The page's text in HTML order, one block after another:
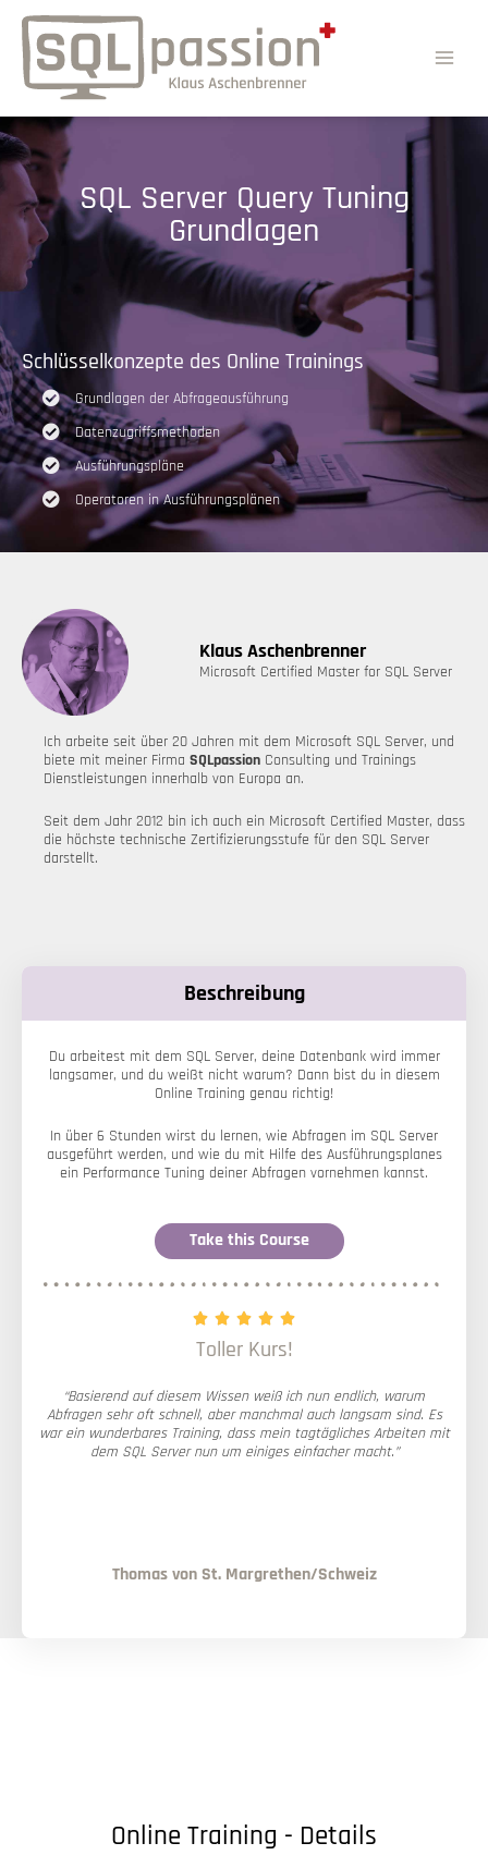
SQL Server Query Tuning
Grundlagen
Schlüsselkonzepte des Online Trainings
Grundlagen der Abfrageausführung
Datenzugriffsmethoden
Ausführungspläne
Operatoren in Ausführungsplänen
Klaus Aschenbrenner
Microsoft Certified Master for SQL Server
Ich arbeite seit über 20 Jahren mit dem Microsoft SQL Server, und
biete mit meiner Firma SQLpassion Consulting und Trainings
Dienstleistungen innerhalb von Europa an.
Seit dem Jahr 2012 bin ich auch ein Microsoft Certified Master, dass
die höchste technische Zertifizierungsstufe für den SQL Server
darstellt.
Beschreibung
Du arbeitest mit dem SQL Server, deine Datenbank wird immer
langsamer, und du weißt nicht warum? Dann bist du in diesem
Online Training genau richtig!
In über 6 Stunden wirst du lernen, wie Abfragen im SQL Server
ausgeführt werden, und wie du mit Hilfe des Ausführungsplanes
ein Performance Tuning deiner Abfragen vornehmen kannst.
Take this Course
    
Toller Kurs!
“Basierend auf diesem Wissen weiß ich nun endlich, warum
Abfragen sehr oft schnell, aber manchmal auch langsam sind. Es
war ein wunderbares Training, dass mein tagtägliches Arbeiten mit
dem SQL Server nun um einiges einfacher macht.”
Thomas von St. Margrethen/Schweiz
Online Training - Details